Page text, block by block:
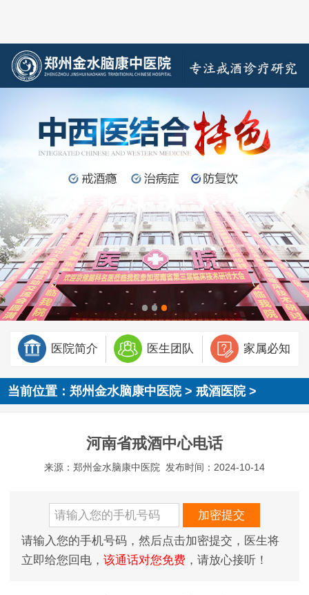
医院简介 医生团队 家属必知
当前位置：郑州金水脑康中医院>戒酒医院>
河南省戒酒中心电话
来源：郑州金水脑康中医院 发布时间：2024-10-14
请输入您的手机号码，然后点击加密提交，医生将
立即给您回电， 该通话对您免费，请放心接听！